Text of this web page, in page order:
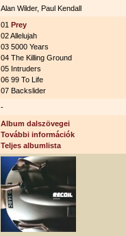
Alan Wilder, Paul Kendall
01 Prey
02 Allelujah
03 5000 Years
04 The Killing Ground
05 Intruders
06 99 To Life
07 Backslider
-
Album dalszövegei
További információk
Teljes albumlista